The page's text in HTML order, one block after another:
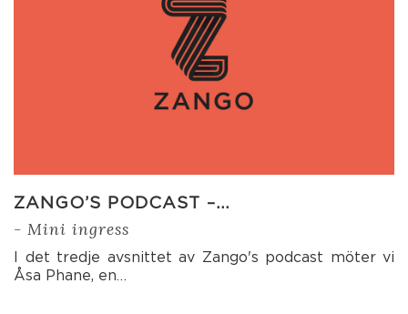
ZANGO’S PODCAST –…
- Mini ingress
I det tredje avsnittet av Zango's podcast möter vi
Åsa Phane, en…